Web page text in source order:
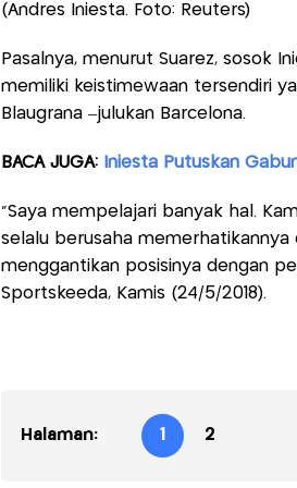
(Andres Iniesta. Foto: Reuters)
Pasalnya, menurut Suarez, sosok
memiliki keistimewaan tersendiri
Blaugrana –julukan Barcelona.
BACA JUGA: Iniesta Putuskan
“Saya mempelajari banyak hal.
selalu berusaha memerhatikannya
menggantikan posisinya dengan
Sportskeeda, Kamis (24/5/2018).
Halaman: 1 2